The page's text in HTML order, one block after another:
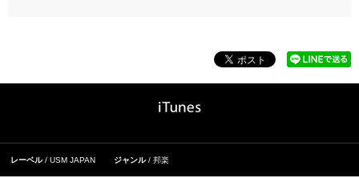
レーベル USM JAPAN ジャンル 邦楽